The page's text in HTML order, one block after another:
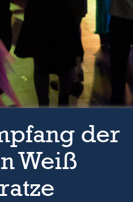
der
Weiß